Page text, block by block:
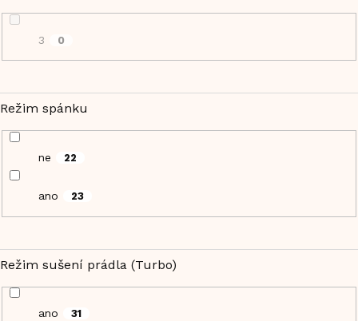
3 0
Režim spánku
ne 22
ano 23
Režim sušení prádla (Turbo)
ano 31